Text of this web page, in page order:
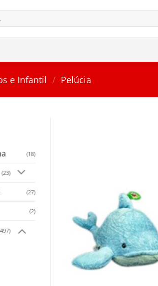
e Infantil / Pelúcia
(18)
(23)
(27)
(2)